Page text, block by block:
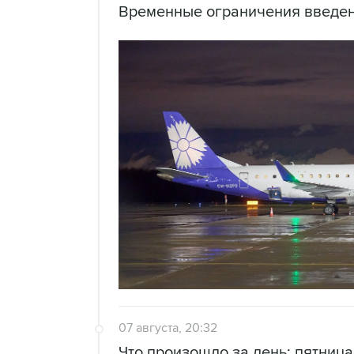
Временные ограничения
07 августа, 20:32